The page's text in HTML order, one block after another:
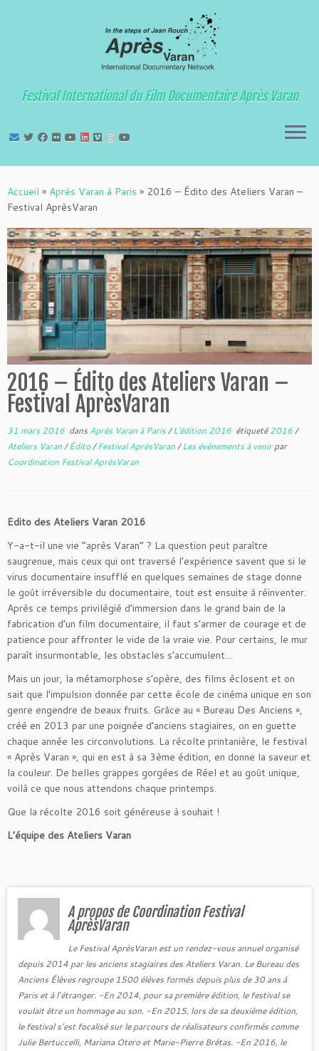
au
contenu
Festival International du Film Documentaire Après Varan
Accueil » Après Varan à Paris » 2016 – Édito des Ateliers Varan –
Festival AprèsVaran
2016 – Édito des Ateliers Varan –
Festival AprèsVaran
31 mars 2016 dans Après Varan à Paris/L'édition 2016 étiqueté2016/
Ateliers Varan/Édito/Festival AprèsVaran/Les événements à venirpar
Coordination Festival AprèsVaran
Edito des Ateliers Varan 2016
Y-a-t-il une vie “après Varan” ? La question peut paraître
saugrenue, mais ceux qui ont traversé l’expérience savent que si le
virus documentaire insufflé en quelques semaines de stage donne
le goût irréversible du documentaire, tout est ensuite à réinventer.
Après ce temps privilégié d’immersion dans le grand bain de la
fabrication d’un film documentaire, il faut s’armer de courage et de
patience pour affronter le vide de la vraie vie. Pour certains, le mur
paraît insurmontable, les obstacles s’accumulent…
Mais un jour, la métamorphose s’opère, des films éclosent et on
sait que l’impulsion donnée par cette école de cinéma unique en son
genre engendre de beaux fruits. Grâce au « Bureau Des Anciens »,
créé en 2013 par une poignée d’anciens stagiaires, on en guette
chaque année les circonvolutions. La récolte printanière, le festival
« Après Varan », qui en est à sa 3ème édition, en donne la saveur et
la couleur. De belles grappes gorgées de Réel et au goût unique,
voilà ce que nous attendons chaque printemps.
Que la récolte 2016 soit généreuse à souhait !
L’équipe des Ateliers Varan
A propos de Coordination Festival
AprèsVaran
Le Festival AprèsVaran est un rendez-vous annuel organisé
depuis 2014 par les anciens stagiaires des Ateliers Varan. Le Bureau des
Anciens Élèves regroupe 1500 élèves formés depuis plus de 30 ans à
Paris et à l’étranger. -En 2014, pour sa première édition, le festival se
voulait être un hommage au son. -En 2015, lors de sa deuxième édition,
le festival s’est focalisé sur le parcours de réalisateurs confirmés comme
Julie Bertuccelli, Mariana Otero et Marie-Pierre Brêtas. -En 2016, le